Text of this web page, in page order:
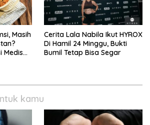
Masih
Medis
Cerita Lala Nabila Ikut HYROX
Di Hamil 24 Minggu, Bukti
Bumil Tetap Bisa Segar
kamu